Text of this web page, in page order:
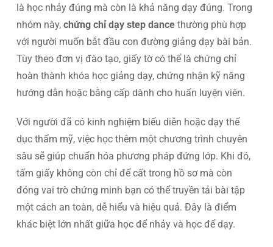
là học nhảy đúng mà còn là khả năng dạy đúng. Trong
nhóm này, chứng chỉ dạy step dance thường phù hợp
với người muốn bắt đầu con đường giảng dạy bài bản.
Tùy theo đơn vị đào tạo, giấy tờ có thể là chứng chỉ
hoàn thành khóa học giảng dạy, chứng nhận kỹ năng
hướng dẫn hoặc bằng cấp dành cho huấn luyện viên.
Với người đã có kinh nghiệm biểu diễn hoặc dạy thể
dục thẩm mỹ, việc học thêm một chương trình chuyên
sâu sẽ giúp chuẩn hóa phương pháp đứng lớp. Khi đó,
tấm giấy không còn chỉ để cất trong hồ sơ mà còn
đóng vai trò chứng minh bạn có thể truyền tải bài tập
một cách an toàn, dễ hiểu và hiệu quả. Đây là điểm
khác biệt lớn nhất giữa học để nhảy và học để dạy.